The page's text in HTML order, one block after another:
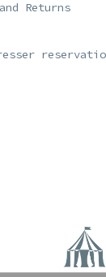
Returns